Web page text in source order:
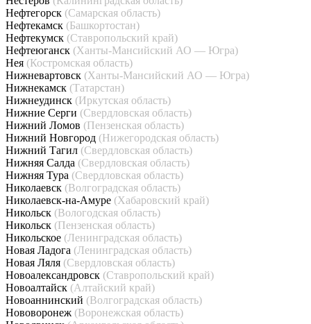
Нефтегорск (Самарская область)
Нефтекамск (Башкортостан)
Нефтекумск (Ставропольский край)
Нефтеюганск (Ханты-Мансийский АО — Югра)
Нея (Костромская область)
Нижневартовск (Ханты-Мансийский АО — Югра)
Нижнекамск (Татарстан)
Нижнеудинск (Иркутская область)
Нижние Серги (Свердловская область)
Нижний Ломов (Пензенская область)
Нижний Новгород (Нижегородская область)
Нижний Тагил (Свердловская область)
Нижняя Салда (Свердловская область)
Нижняя Тура (Свердловская область)
Николаевск (Волгоградская область)
Николаевск-на-Амуре (Хабаровский край)
Никольск (Вологодская область)
Никольск (Пензенская область)
Никольское (Ленинградская область)
Новая Ладога (Ленинградская область)
Новая Ляля (Свердловская область)
Новоалександровск (Ставропольский край)
Новоалтайск (Алтайский край)
Новоаннинский (Волгоградская область)
Нововоронеж (Воронежская область)